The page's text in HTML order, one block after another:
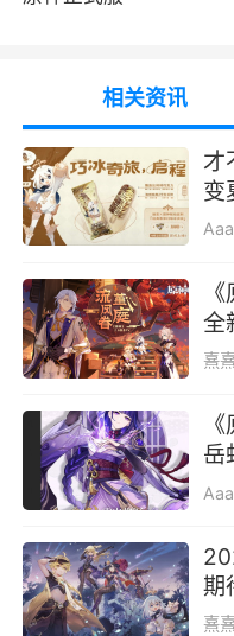
每日必做
一、清体力
体力可以用在
金之花获得摩拉，刷
刷天赋升级本，
破材料。
二、每日委托
每天更新的4个
取额外奖励。
奖励有原石，
三、采集
相关资讯
才
变
全
熹
岳
瑚
期
熹